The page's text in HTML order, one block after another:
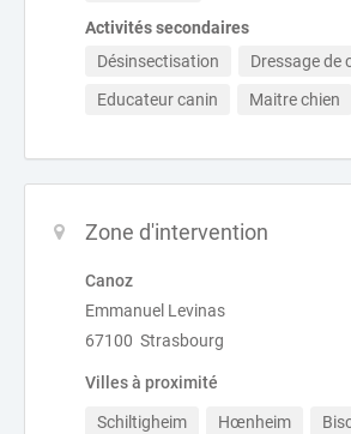
Activités secondaires
Désinsectisation
Dressage de
Educateur canin
Maitre chien
Zone d'intervention
Canoz
Emmanuel Levinas
67100 Strasbourg
Villes à proximité
Schiltigheim Hœnheim